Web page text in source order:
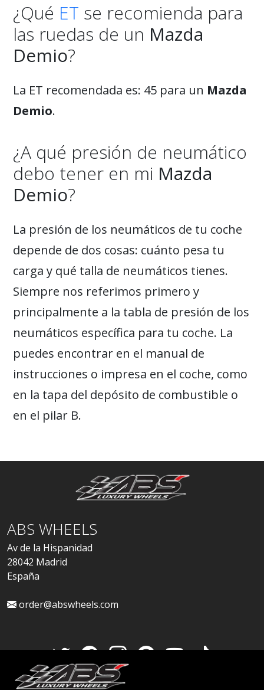
¿Qué ET se recomienda para
las ruedas de un Mazda
Demio?
La ET recomendada es: 45 para un Mazda
Demio.
¿A qué presión de neumático
debo tener en mi Mazda
Demio?
La presión de los neumáticos de tu coche
depende de dos cosas: cuánto pesa tu
carga y qué talla de neumáticos tienes.
Siempre nos referimos primero y
principalmente a la tabla de presión de los
neumáticos específica para tu coche. La
puedes encontrar en el manual de
instrucciones o impresa en el coche, como
en la tapa del depósito de combustible o
en el pilar B.
ABS WHEELS
Av de la Hispanidad
28042 Madrid
España
order@abswheels.com